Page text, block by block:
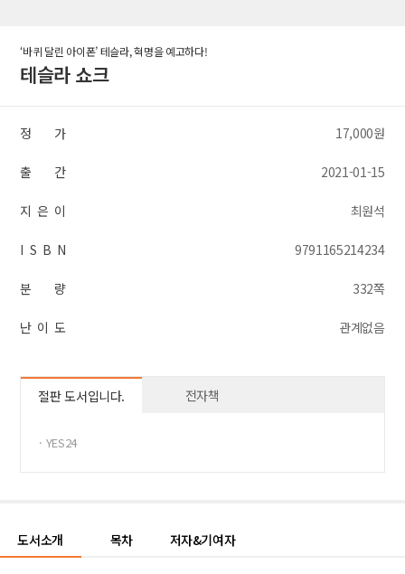
‘바퀴 달린 아이폰’ 테슬라, 혁명을 예고하다!
테슬라 쇼크
정 가 17,000원
출 간 2021-01-15
지 은 이 최원석
I S B N 9791165214234
분 량 332쪽
난 이 도 관계없음
절판 도서입니다. 전자책
· YES24
도서소개 목차 저자&기여자